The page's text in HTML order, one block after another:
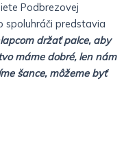
Podbrezovej
spoluhráči predstavia
držať palce, aby
máme dobré, len nám
šance, môžeme byť